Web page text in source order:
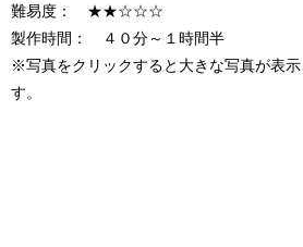
難易度： ★★☆☆☆
製作時間： ４０分～１時間半
※写真をクリックすると大きな写真が表
す。